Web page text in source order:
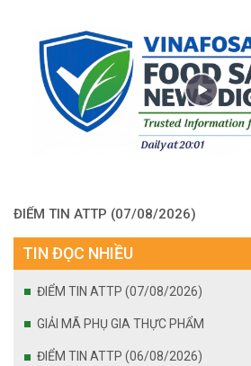
ĐIỂM TIN ATTP (07/08/2026)
TIN ĐỌC NHIỀU
ĐIỂM TIN ATTP (07/08/2026)
GIẢI MÃ PHỤ GIA THỰC PHẨM
ĐIỂM TIN ATTP (06/08/2026)